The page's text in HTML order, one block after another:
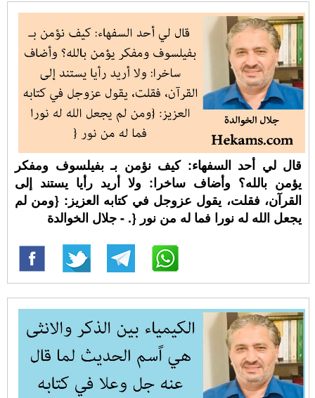
قال لي أحد السفهاء: كيف نؤمن بـ بفيلسوف ومفكر
يؤمن بالله؟ وأضاف ساخرا: ولا أريد رأيا يستند إلى
القرآن، فقلت، يقول عزوجل في كتابه العزيز: {ومن لم
يجعل الله له نورا فما له من نور {. - جلال الخوالدة